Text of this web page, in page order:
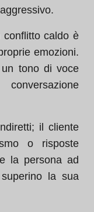
conflitto caldo è
emozioni.
tono di voce
il cliente
o risposte
la persona ad
la sua